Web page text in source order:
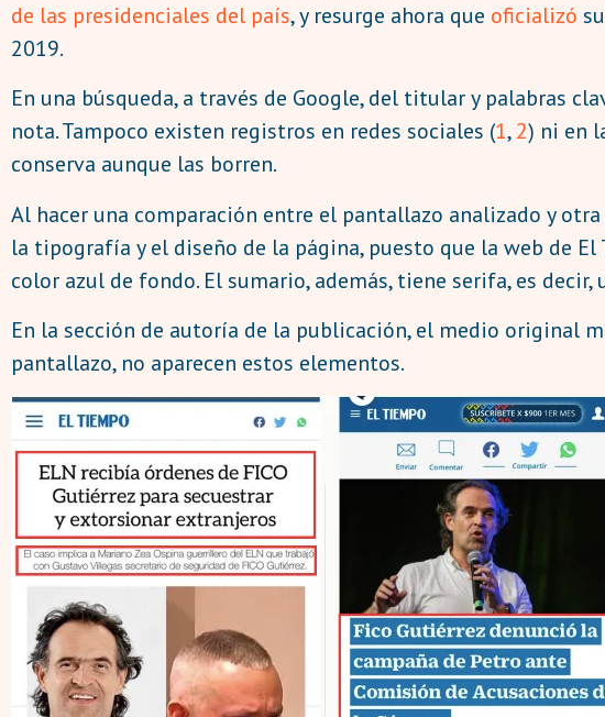
de las presidenciales del país, y resurge ahora que oficializó
2019.
En una búsqueda, a través de Google, del titular y palabras
nota. Tampoco existen registros en redes sociales (1,2) ni en
conserva aunque las borren.
Al hacer una comparación entre el pantallazo analizado y
la tipografía y el diseño de la página, puesto que la web de
color azul de fondo. El sumario, además, tiene serifa, es
En la sección de autoría de la publicación, el medio original
pantallazo, no aparecen estos elementos.